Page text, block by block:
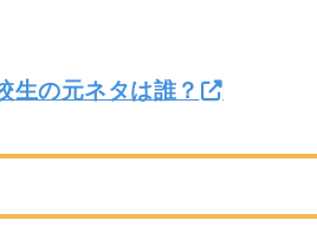
生の元ネタは誰？